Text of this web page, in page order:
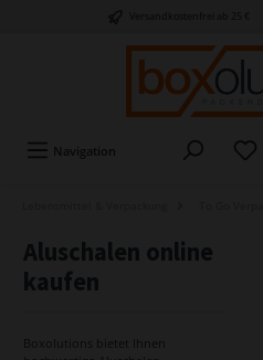
Navigation
Aluschalen online
kaufen
Boxolutions bietet Ihnen